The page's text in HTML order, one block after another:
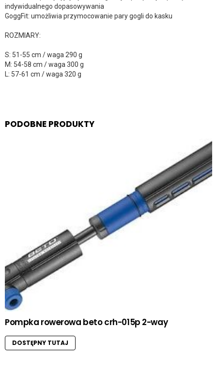
indywidualnego dopasowywania
GoggFit: umożliwia przymocowanie pary gogli do kasku
ROZMIARY:
S: 51-55 cm / waga 290 g
M: 54-58 cm / waga 300 g
L: 57-61 cm / waga 320 g
PODOBNE PRODUKTY
Pompka rowerowa beto crh-015p 2-way
DOSTĘPNY TUTAJ